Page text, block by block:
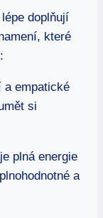
doplňují
⁣které
a empatické
si
plná energie​
a